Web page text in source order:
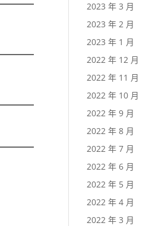
2023 年 3 月
2023 年 2 月
2023 年 1 月
2022 年 12 月
2022 年 11 月
2022 年 10 月
2022 年 9 月
2022 年 8 月
2022 年 7 月
2022 年 6 月
2022 年 5 月
2022 年 4 月
2022 年 3 月